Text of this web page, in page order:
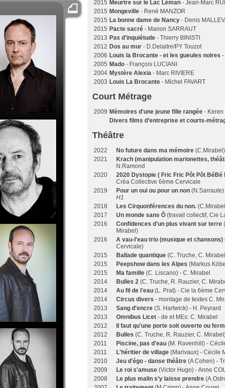
2015 Meurtre sur le Lac Léman - Jean-Marc
2015 Mongeville - René MANZOR
2015 La bonne dame de Nancy - Denis
2015 Pacte sacré - Marion SARRAUT
2013 Pas d'inquiétude - Thierry BINISTI
2012 Dos au mur - D.Delaitre/PY Touzot
2006 Louis la Brocante - et les gueules noires -
2005 Mado - François LUCIANI
2004 Mystère Alexia - Marc RIVIERE
2003 Louis La Brocante - Michel FAVART
Court Métrage
2009 Mémoires d'une jeune fille rangée - Keren
Divers films d’entreprise et courts-
Théâtre
2022 No future dans ma mémoire
2021
Krach (manipulation marionettes,
N.Ramond
2020
2020 Dystopie ( Fric Fric Pôt Pôt BéBé
Créa Collective 6ème Cervicale
2019
Pour un oui ou pour un non
H1
2018
Les Cirquonférences du non.
2017
Un monde sans Ô (travail collectif, Cie
2016
Confidences d'un plus vivant sur terre
Mirabel)
2016
A vau-l'eau trio (musique et chansons)
Cervicale)
2015
Ballade quantique (C. Truche, C.
2015
Peepshow dans les Alpes (Markus
2015
Ma famille (C. Liscano) - C. Mirabel
2014
Bulles 2 (C. Truche, R. Rauzier, C.
2014
Au fil de l'eau (L. Prat) - Cie la 6ème
2014
Circus divers - montage de textes C.
2013
Sang d'encre (S. Hartwick) - H. Peyrard
2013
Omnibus Licet - de et MEs: C. Mirabel
2012
Il faut qu'une porte soit ouverte ou
2012
Bulles (C. Truche, R. Rauzier, C.
2011
Piscine, pas d'eau (M. Ravenhill) -
2011
L'héritier de village (Marivaux) - Cécile
2010
Jeu d'égo - danse théâtre (A Cohen) -
2009
Le roi s'amuse (Victor Hugo) - Anne
2008
Le plus malin s’y laisse prendre